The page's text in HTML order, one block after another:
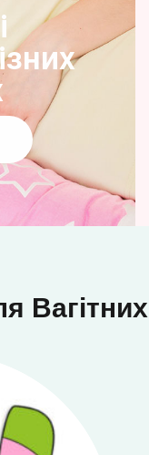
Вагітних